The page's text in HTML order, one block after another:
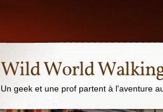
Wild World
Un geek et une prof partent à l'aventure